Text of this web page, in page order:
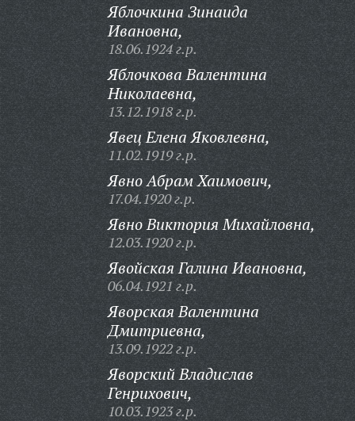
Яблочкина Зинаида
Ивановна,
18.06.1924 г.р.
Яблочкова Валентина
Николаевна,
13.12.1918 г.р.
Явец Елена Яковлевна,
11.02.1919 г.р.
Явно Абрам Хаимович,
17.04.1920 г.р.
Явно Виктория Михайловна,
12.03.1920 г.р.
Явойская Галина Ивановна,
06.04.1921 г.р.
Яворская Валентина
Дмитриевна,
13.09.1922 г.р.
Яворский Владислав
Генрихович,
10.03.1923 г.р.